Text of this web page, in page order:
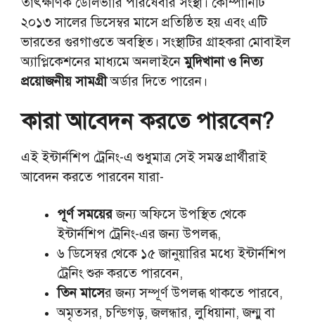
২০১৩ সালের ডিসেম্বর মাসে প্রতিষ্ঠিত হয় এবং এটি
ভারতের গুরগাওতে অবস্থিত। সংস্থাটির গ্রাহকরা মোবাইল
অ্যাপ্লিকেশনের মাধ্যমে অনলাইনেমুদিখানা ও নিত্য
প্রয়োজনীয় সামগ্রীঅর্ডার দিতে পারেন।
কারা আবেদন করতে পারবেন?
এই ইন্টার্নশিপ ট্রেনিং-এ শুধুমাত্র সেই সমস্ত প্রার্থীরাই
আবেদন করতে পারবেন যারা-
পূর্ণ সময়েরজন্য অফিসে উপস্থিত থেকে
ইন্টার্নশিপ ট্রেনিং-এর জন্য উপলব্ধ,
৬ ডিসেম্বর থেকে ১৫ জানুয়ারির মধ্যে ইন্টার্নশিপ
ট্রেনিং শুরু করতে পারবেন,
তিন মাসের জন্য সম্পূর্ণ উপলব্ধ থাকতে পারবে,
অমৃতসর, চন্ডিগড়, জলন্ধার, লুধিয়ানা, জন্মু বা